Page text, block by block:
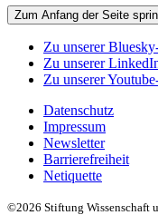
Zum Anfang der Seite
Zu unserer
Zu unserer
Zu unserer
Datenschutz
Impressum
Newsletter
Barrierefreiheit
Netiquette
©2026 Stiftung Wissenschaft